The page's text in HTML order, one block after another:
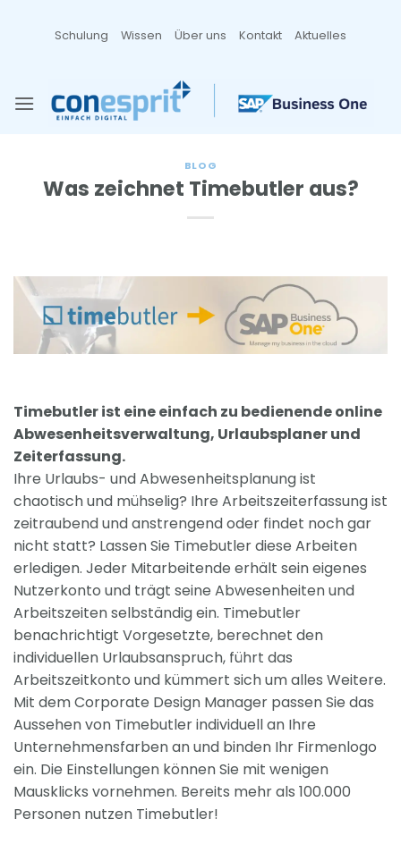
Schulung Wissen Über uns Kontakt Aktuelles
BLOG
Was zeichnet Timebutler aus?
Timebutler ist eine einfach zu bedienende online
Abwesenheitsverwaltung, Urlaubsplaner und
Zeiterfassung.
Ihre Urlaubs- und Abwesenheitsplanung ist
chaotisch und mühselig? Ihre Arbeitszeiterfassung ist
zeitraubend und anstrengend oder findet noch gar
nicht statt? Lassen Sie Timebutler diese Arbeiten
erledigen. Jeder Mitarbeitende erhält sein eigenes
Nutzerkonto und trägt seine Abwesenheiten und
Arbeitszeiten selbständig ein. Timebutler
benachrichtigt Vorgesetzte, berechnet den
individuellen Urlaubsanspruch, führt das
Arbeitszeitkonto und kümmert sich um alles Weitere.
Mit dem Corporate Design Manager passen Sie das
Aussehen von Timebutler individuell an Ihre
Unternehmensfarben an und binden Ihr Firmenlogo
ein. Die Einstellungen können Sie mit wenigen
Mausklicks vornehmen. Bereits mehr als 100.000
Personen nutzen Timebutler!